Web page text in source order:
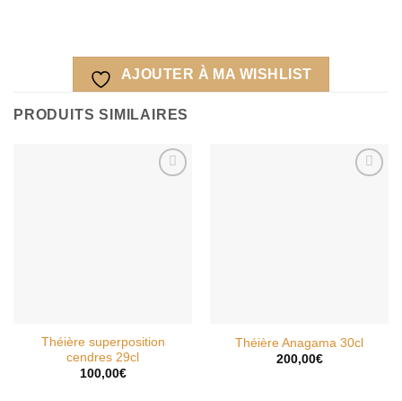
AJOUTER À MA WISHLIST
PRODUITS SIMILAIRES
Théière superposition
cendres 29cl
100,00€
Théière Anagama 30cl
200,00€